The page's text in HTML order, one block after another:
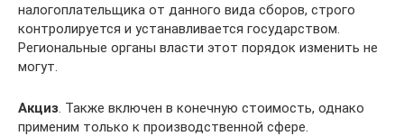
налогоплательщика от данного вида сборов, строго
контролируется и устанавливается государством.
Региональные органы власти этот порядок изменить не
могут.
Акциз. Также включен в конечную стоимость, однако
применим только к производственной сфере.